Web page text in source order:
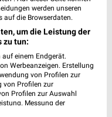
5,3 km
werden unseren
auf die Browserdaten.
um die Leistung der
zu tun:
einem Endgerät.
Werbeanzeigen. Erstellung
von Profilen zur
von Profilen zur
Profilen zur Auswahl
Messung der